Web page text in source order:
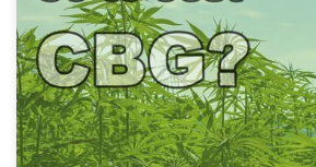
CBG Oraz Efekty Jego Stosowania
mniej […]